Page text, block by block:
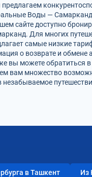
Воды —
сайте доступно
Для многих
самые низкие
о возврате и обмене
вы можете обратиться
вам множество
в Ташкент Из